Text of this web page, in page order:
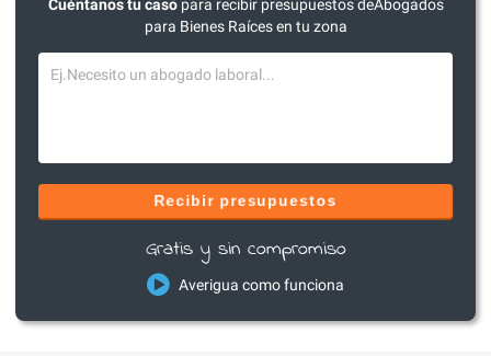
Cuéntanos tu casopara recibir presupuestos deAbogados
para Bienes Raíces en tu zona
Recibir presupuestos
Gratis y sin compromiso
Averigua como funciona